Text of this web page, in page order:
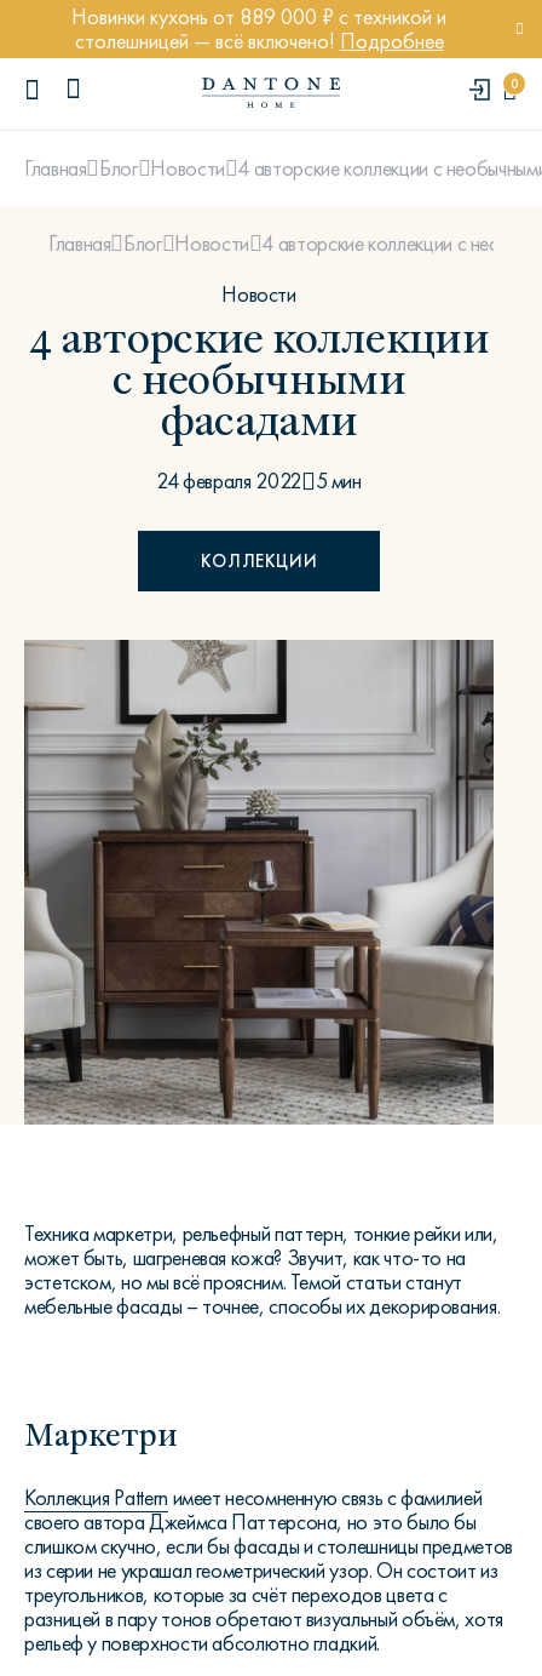
Новинки кухонь от 889 000 ₽ с техникой и
столешницей — всё включено! Подробнее
0
Диван Марсель
Кресло Энди
Кровать Ньюбери
Главная Блог Новости 4 авторские коллекции с
Главная Блог Новости 4 авторские коллекции с
Новости
4 авторские коллекции
с необычными
фасадами
24 февраля 2022 5 мин
КОЛЛЕКЦИИ
Техника маркетри, рельефный паттерн, тонкие рейки или,
может быть, шагреневая кожа? Звучит, как что-то на
эстетском, но мы всё проясним. Темой статьи станут
мебельные фасады – точнее, способы их декорирования.
Маркетри
Коллекция Pattern имеет несомненную связь с фамилией
своего автора Джеймса Паттерсона, но это было бы
слишком скучно, если бы фасады и столешницы предметов
из серии не украшал геометрический узор. Он состоит из
треугольников, которые за счёт переходов цвета с
разницей в пару тонов обретают визуальный объём, хотя
рельеф у поверхности абсолютно гладкий.